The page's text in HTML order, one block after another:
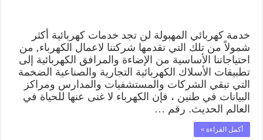
خدمة كهربائي المهبولة لن تجد خدمات كهربائية أكثر
شمولاً من تلك التي تقدمها شركتنا لاعمال الكهرباء, من
احتياجاتنا الأساسية من الإضاءة والمرافق الكهربائية إلى
تطبيقات الأسلاك الكهربائية التجارية والصناعية الضخمة
التي تبقي الشركات والمستشفيات والمدارس ومراكز
البيانات في طنين ، فإن الكهرباء لا غنى عنها للحياة في
العالم الحديث. رقم …
أكمل القراءة »